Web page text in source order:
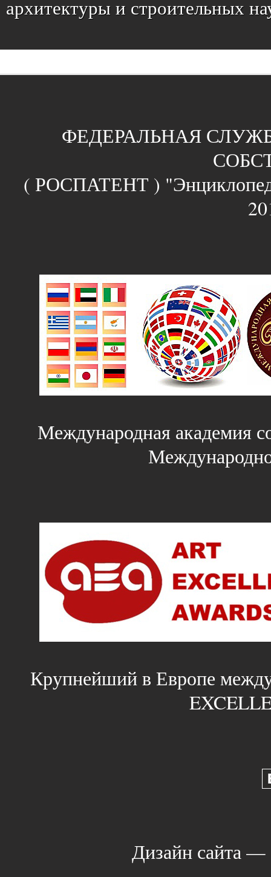
архитектуры и строительных
ФЕДЕРАЛЬНАЯ
( РОСПАТЕНТ )
Международная академия
Крупнейший в Европе
Дизайн сайта —